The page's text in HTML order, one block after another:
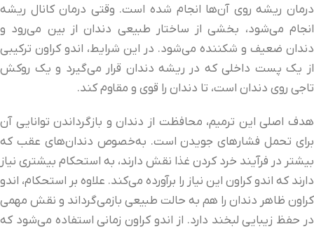
درمان ریشه روی آن‌ها انجام شده است. وقتی درمان کانال ریشه
انجام می‌شود، بخشی از ساختار طبیعی دندان از بین می‌رود و
دندان ضعیف و شکننده می‌شود. در این شرایط، اندو کراون ترکیبی
از یک پست داخلی که در ریشه دندان قرار می‌گیرد و یک روکش
تاجی روی دندان است، تا دندان را قوی و مقاوم کند.
هدف اصلی این ترمیم، محافظت از دندان و بازگرداندن توانایی آن
برای تحمل فشارهای جویدن است. به‌خصوص دندان‌های عقب که
بیشتر در فرآیند خرد کردن غذا نقش دارند، به استحکام بیشتری نیاز
دارند که اندو کراون این نیاز را برآورده می‌کند. علاوه بر استحکام، اندو
کراون ظاهر دندان را هم به حالت طبیعی بازمی‌گرداند و نقش مهمی
در حفظ زیبایی لبخند دارد. از اندو کراون زمانی استفاده می‌شود که